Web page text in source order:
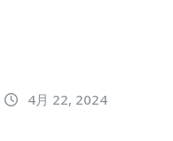
4月 22, 2024